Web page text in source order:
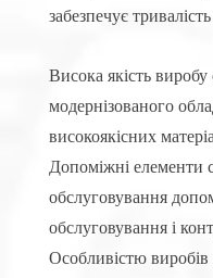
забезпечує
Висока якість
модернізованого
високоякісних
Допоміжні елементи
обслуговування
обслуговування і
Особливістю виробів